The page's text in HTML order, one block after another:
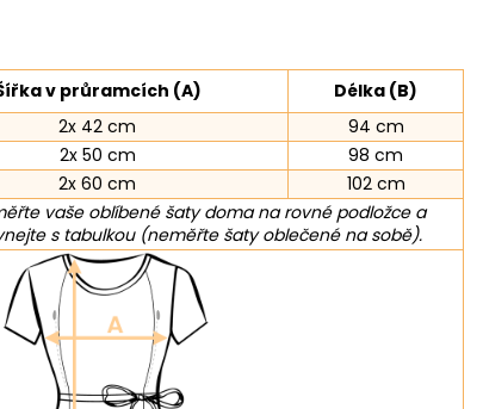
v průramcích (A)
Délka (B)
2x 42 cm
94 cm
2x 50 cm
98 cm
2x 60 cm
102 cm
vaše oblíbené šaty doma na rovné podložce a
s tabulkou (neměřte šaty oblečené na sobě).